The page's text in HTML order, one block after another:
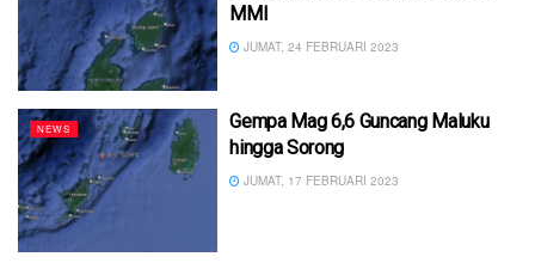
MMI
JUMAT, 24 FEBRUARI 2023
NEWS
Gempa Mag 6,6 Guncang Maluku
hingga Sorong
JUMAT, 17 FEBRUARI 2023